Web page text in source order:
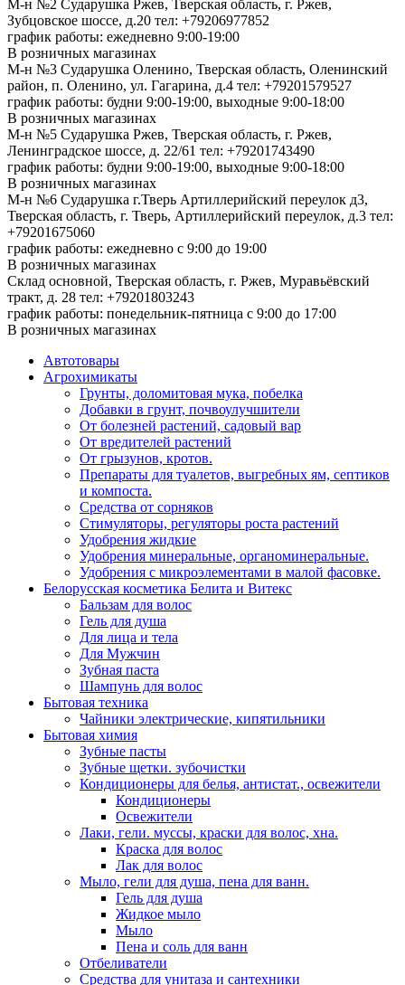
М-н №2 Cударушка Ржев, Тверская область, г. Ржев,
Зубцовское шоссе, д.20 тел: +79206977852
график работы: ежедневно 9:00-19:00
В розничных магазинах
М-н №3 Сударушка Оленино, Тверская область, Оленинский
район, п. Оленино, ул. Гагарина, д.4 тел: +79201579527
график работы: будни 9:00-19:00, выходные 9:00-18:00
В розничных магазинах
М-н №5 Сударушка Ржев, Тверская область, г. Ржев,
Ленинградское шоссе, д. 22/61 тел: +79201743490
график работы: будни 9:00-19:00, выходные 9:00-18:00
В розничных магазинах
М-н №6 Сударушка г.Тверь Артиллерийский переулок д3,
Тверская область, г. Тверь, Артиллерийский переулок, д.3 тел:
+79201675060
график работы: ежедневно с 9:00 до 19:00
В розничных магазинах
Склад основной, Тверская область, г. Ржев, Муравьёвский
тракт, д. 28 тел: +79201803243
график работы: понедельник-пятница с 9:00 до 17:00
В розничных магазинах
Автотовары
Агрохимикаты
Грунты, доломитовая мука, побелка
Добавки в грунт, почвоулучшители
От болезней растений, садовый вар
От вредителей растений
От грызунов, кротов.
Препараты для туалетов, выгребных ям, септиков
и компоста.
Средства от сорняков
Стимуляторы, регуляторы роста растений
Удобрения жидкие
Удобрения минеральные, органоминеральные.
Удобрения с микроэлементами в малой фасовке.
Белорусская косметика Белита и Витекс
Бальзам для волос
Гель для душа
Для лица и тела
Для Мужчин
Зубная паста
Шампунь для волос
Бытовая техника
Чайники электрические, кипятильники
Бытовая химия
Зубные пасты
Зубные щетки. зубочистки
Кондиционеры для белья, антистат., освежители
Кондиционеры
Освежители
Лаки, гели. муссы, краски для волос, хна.
Краска для волос
Лак для волос
Мыло, гели для душа, пена для ванн.
Гель для душа
Жидкое мыло
Мыло
Пена и соль для ванн
Отбеливатели
Средства для унитаза и сантехники